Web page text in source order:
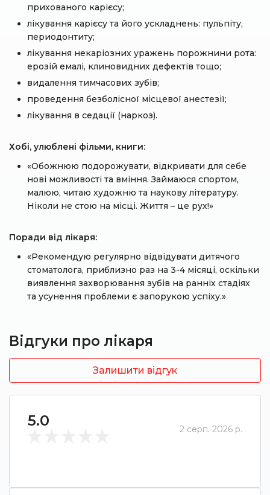
прихованого карієсу;
лікування карієсу та його ускладнень: пульпіту,
периодонтиту;
лікування некаріозних уражень порожнини рота:
ерозій емалі, клиновидних дефектів тощо;
видалення тимчасових зубів;
проведення безболісної місцевої анестезії;
лікування в седації (наркоз).
Хобі, улюблені фільми, книги:
«Обожнюю подорожувати, відкривати для себе
нові можливості та вміння. Займаюся спортом,
малюю, читаю художню та наукову літературу.
Ніколи не стою на місці. Життя – це рух!»
Поради від лікаря:
«Рекомендую регулярно відвідувати дитячого
стоматолога, приблизно раз на 3-4 місяці, оскільки
виявлення захворювання зубів на ранніх стадіях
та усунення проблеми є запорукою успіху.»
Відгуки про лікаря
Залишити відгук
5.0 2 серп. 2026 р.